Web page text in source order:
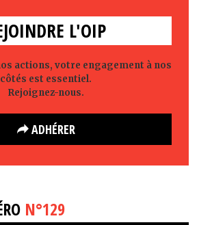
L'OIP
actions, votre engagement à nos
côtés est essentiel.
Rejoignez-nous.
ADHÉRER
N°129